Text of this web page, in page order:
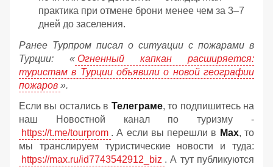
практика при отмене брони менее чем за 3–7
дней до заселения.
Ранее Турпром писал о ситуации с пожарами в
Турции: « Огненный капкан расширяется:
туристам в Турции объявили о новой географии
пожаров ».
Если вы остались в Телеграме, то подпишитесь на
наш Новостной канал по туризму -
https://t.me/tourprom . А если вы перешли в Мах, то
мы транслируем туристические новости и туда:
https://max.ru/id7743542912_biz . А тут публикуются